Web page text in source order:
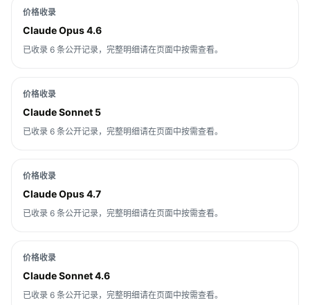
价格收录
Claude Opus 4.6
已收录 6 条公开记录，完整明细请在页面中按需查看。
价格收录
Claude Sonnet 5
已收录 6 条公开记录，完整明细请在页面中按需查看。
价格收录
Claude Opus 4.7
已收录 6 条公开记录，完整明细请在页面中按需查看。
价格收录
Claude Sonnet 4.6
已收录 6 条公开记录，完整明细请在页面中按需查看。